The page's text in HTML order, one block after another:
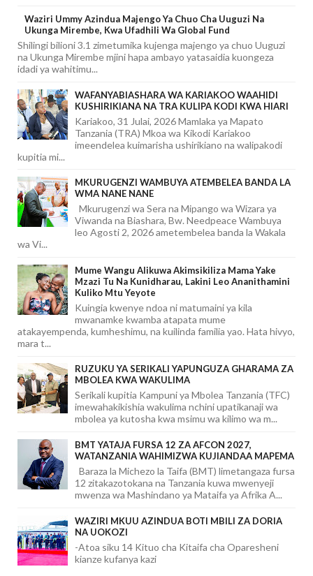
Waziri Ummy Azindua Majengo Ya Chuo Cha Uuguzi Na
Ukunga Mirembe, Kwa Ufadhili Wa Global Fund
Shilingi bilioni 3.1 zimetumika kujenga majengo ya chuo Uuguzi
na Ukunga Mirembe mjini hapa ambayo yatasaidia kuongeza
idadi ya wahitimu...
WAFANYABIASHARA WA KARIAKOO WAAHIDI
KUSHIRIKIANA NA TRA KULIPA KODI KWA HIARI
Kariakoo, 31 Julai, 2026 Mamlaka ya Mapato
Tanzania (TRA) Mkoa wa Kikodi Kariakoo
imeendelea kuimarisha ushirikiano na walipakodi
kupitia mi...
MKURUGENZI WAMBUYA ATEMBELEA BANDA LA
WMA NANE NANE
Mkurugenzi wa Sera na Mipango wa Wizara ya
Viwanda na Biashara, Bw. Needpeace Wambuya
leo Agosti 2, 2026 ametembelea banda la Wakala
wa Vi...
Mume Wangu Alikuwa Akimsikiliza Mama Yake
Mzazi Tu Na Kunidharau, Lakini Leo Ananithamini
Kuliko Mtu Yeyote
Kuingia kwenye ndoa ni matumaini ya kila
mwanamke kwamba atapata mume
atakayempenda, kumheshimu, na kuilinda familia yao. Hata hivyo,
mara t...
RUZUKU YA SERIKALI YAPUNGUZA GHARAMA ZA
MBOLEA KWA WAKULIMA
Serikali kupitia Kampuni ya Mbolea Tanzania (TFC)
imewahakikishia wakulima nchini upatikanaji wa
mbolea ya kutosha kwa msimu wa kilimo wa m...
BMT YATAJA FURSA 12 ZA AFCON 2027,
WATANZANIA WAHIMIZWA KUJIANDAA MAPEMA
Baraza la Michezo la Taifa (BMT) limetangaza fursa
12 zitakazotokana na Tanzania kuwa mwenyeji
mwenza wa Mashindano ya Mataifa ya Afrika A...
WAZIRI MKUU AZINDUA BOTI MBILI ZA DORIA
NA UOKOZI
-Atoa siku 14 Kituo cha Kitaifa cha Oparesheni
kianze kufanya kazi